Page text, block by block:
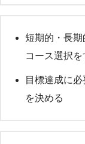
短期的・長
コース選択を
目標達成に
を決める